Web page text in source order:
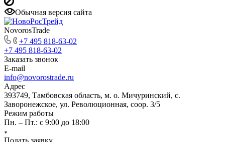
Обычная версия сайта
NovorosTrade
+7 495 818-63-02
+7 495 818-63-02
Заказать звонок
E-mail
info@novorostrade.ru
Адрес
393749, Тамбовская область, м. о. Мичуринский, с.
Заворонежское, ул. Революционная, соор. 3/5
Режим работы
Пн. – Пт.: с 9:00 до 18:00
Подать заявку